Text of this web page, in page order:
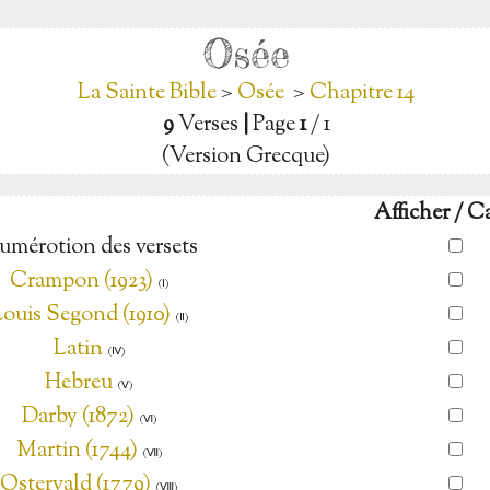
Osée
La Sainte Bible> Osée > Chapitre 14
9Verses |Page1/ 1
(Version Grecque)
Afficher /
des versets
Crampon (1923) (Ⅰ)
Segond (1910) (Ⅱ)
Latin (Ⅳ)
Hebreu (Ⅴ)
Darby (1872) (Ⅵ)
Martin (1744) (Ⅶ)